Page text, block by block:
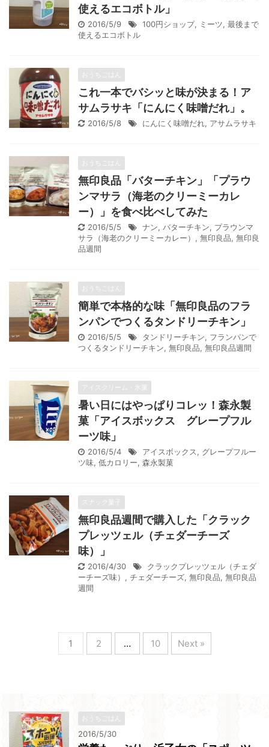
使えるエコボトル」
2016/5/9 100円ショップ, ミーツ, 最後まで
使えるエコボトル
おうちごはん
これ一本でバシッと味が決まる！ア
サムラサキ「にんにく味噌だれ」。
2016/5/8 にんにく味噌だれ, アサムラサキ
おうちごはん
無印良品「バターチキン」「プラウ
ンマサラ（海老のクリーミーカレ
ー）」を食べ比べしてみた
2016/5/5 ナン, バターチキン, プラウンマ
サラ（海老のクリーミーカレー） , 無印良品, 無印良
品週間
おうちごはん
簡単で本格的な味「無印良品のフラ
ンパンでつくるタンドリーチキン」
2016/5/5 タンドリーチキン, フランパンで
つくるタンドリーチキン, 無印良品, 無印良品週間
アイスクリーム・氷菓
暑い日にはやっぱりコレッ！森永製
菓「アイスボックス グレープフル
ーツ味」
2016/5/4 アイスボックス, グレープフルー
ツ味, 低カロリー, 森永製菓
スナック菓子
無印良品週間で購入した「クラック
プレッツェル（チェダーチーズ
味）」
2016/4/30
クラックプレッツェル（チェダ
ーチーズ味） , チェダーチーズ, 無印良品, 無印良品
週間
1 2 … 10 Next »
おうちごはん
2016/5/30